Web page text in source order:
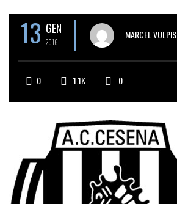
13 GEN
2016
MARCEL VULPIS
0 1.1K 0